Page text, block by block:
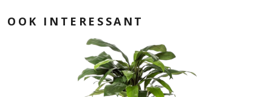
OOK INTERESSANT